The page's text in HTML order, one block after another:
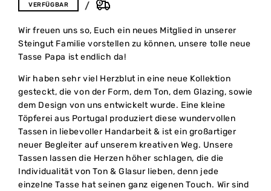
VERFÜGBAR
Wir freuen uns so, Euch ein neues Mitglied in unserer
Steingut Familie vorstellen zu können, unsere tolle neue
Tasse Papa ist endlich da!
Wir haben sehr viel Herzblut in eine neue Kollektion
gesteckt, die von der Form, dem Ton, dem Glazing, sowie
dem Design von uns entwickelt wurde. Eine kleine
Töpferei aus Portugal produziert diese wundervollen
Tassen in liebevoller Handarbeit & ist ein großartiger
neuer Begleiter auf unserem kreativen Weg. Unsere
Tassen lassen die Herzen höher schlagen, die die
Individualität von Ton & Glasur lieben, denn jede
einzelne Tasse hat seinen ganz eigenen Touch. Wir sind